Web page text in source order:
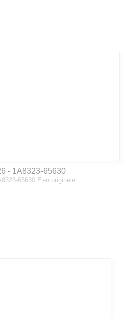
- 1A8323-65630
65630 Een originele…